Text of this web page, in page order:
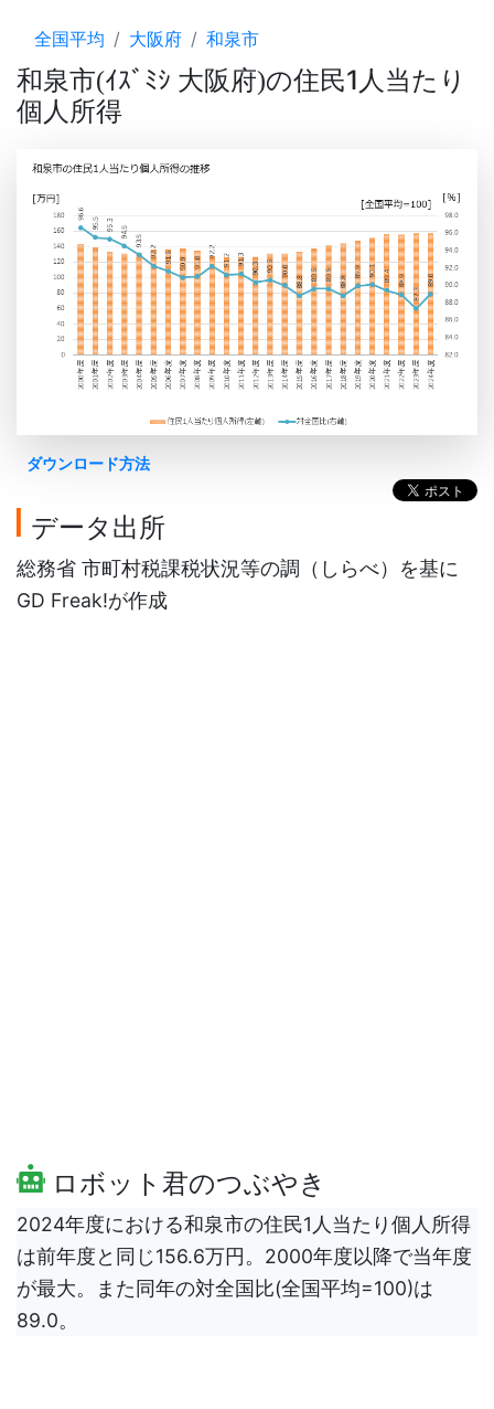
全国平均 大阪府 和泉市
和泉市(ｲｽﾞﾐｼ 大阪府)の住民1人当たり
個人所得
ダウンロード方法
データ出所
総務省 市町村税課税状況等の調（しらべ）を基に
GD Freak!が作成
ロボット君のつぶやき
2024年度における和泉市の住民1人当たり個人所得
は前年度と同じ156.6万円。2000年度以降で当年度
が最大。また同年の対全国比(全国平均=100)は
89.0。